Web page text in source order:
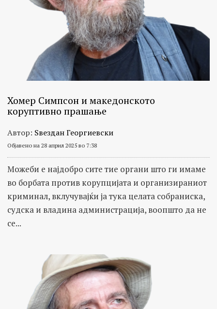
Хомер Симпсон и македонското
коруптивно прашање
Автор: Ѕвездан Георгиевски
Објавено на 28 април 2025 во 7:38
Можеби е најдобро сите тие органи што ги имаме
во борбата против корупцијата и организираниот
криминал, вклучувајќи ја тука целата собраниска,
судска и владина администрација, воопшто да не
се...